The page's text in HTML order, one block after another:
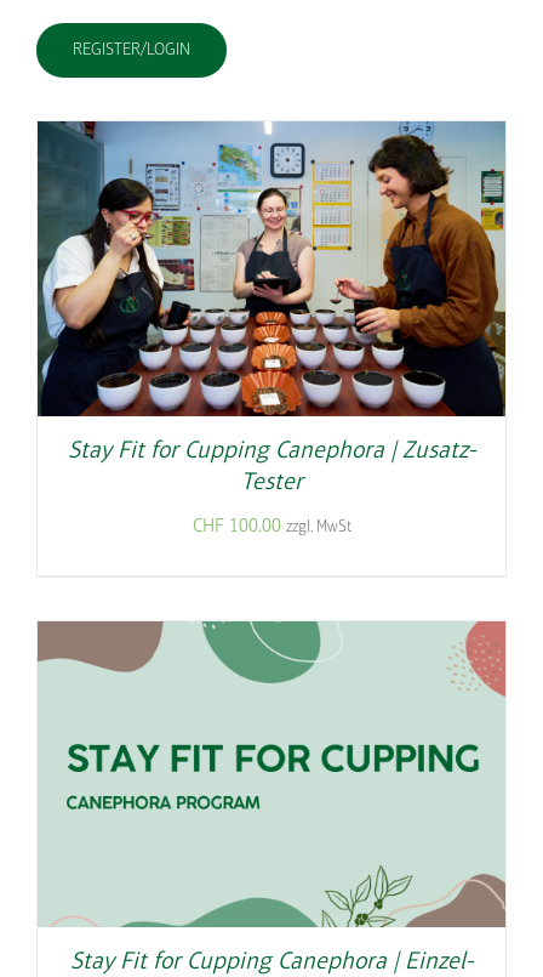
REGISTER/LOGIN
Stay Fit for Cupping Canephora | Zusatz-
Tester
CHF 100.00 zzgl. MwSt
Stay Fit for Cupping Canephora | Einzel-